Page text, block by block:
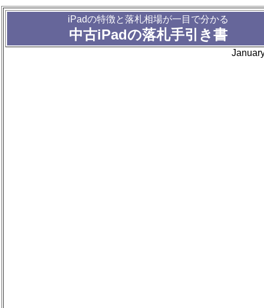
iPadの特徴と落札相場が一目で分かる
中古iPadの落札手引き書